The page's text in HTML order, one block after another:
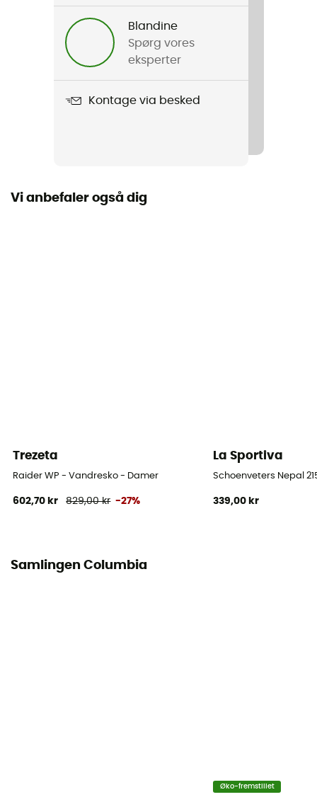
Transverse Hike Waterproof
Blandine
Spørg vores
eksperter
Kontage via besked
Vi anbefaler også dig
Trezeta
Raider WP - Vandresko - Damer
602,70 kr 829,00 kr -27%
La Sportiva
Schoenveters Nepal
339,00 kr
Samlingen Columbia
Øko-fremstillet